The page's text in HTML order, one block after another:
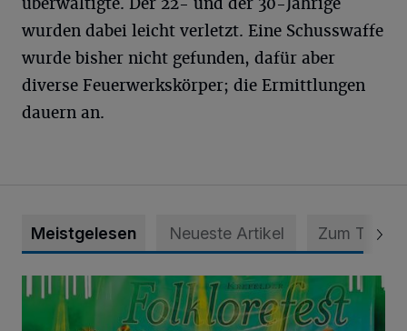
wurden dabei leicht verletzt. Eine Schusswaffe
wurde bisher nicht gefunden, dafür aber
diverse Feuerwerkskörper; die Ermittlungen
dauern an.
Meistgelesen Neueste Artikel Zum Thema
Folklorefest Krefeld – „Frauen dieser Welt“